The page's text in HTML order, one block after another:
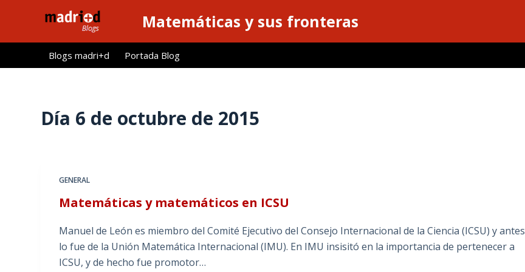
l
Matemáticas y sus fronteras
Blogs madri+d Portada Blog
Día 6 de octubre de 2015
GENERAL
Matemáticas y matemáticos en ICSU
Manuel de León es miembro del Comité Ejecutivo del Consejo Internacional de la Ciencia (ICSU) y antes
lo fue de la Unión Matemática Internacional (IMU). En IMU insisitó en la importancia de pertenecer a
ICSU, y de hecho fue promotor…